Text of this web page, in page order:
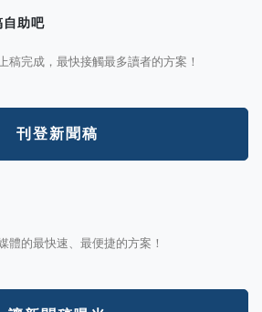
自助吧
稿完成，最快接觸最多讀者的方案！
刊登新聞稿
體的最快速、最便捷的方案！